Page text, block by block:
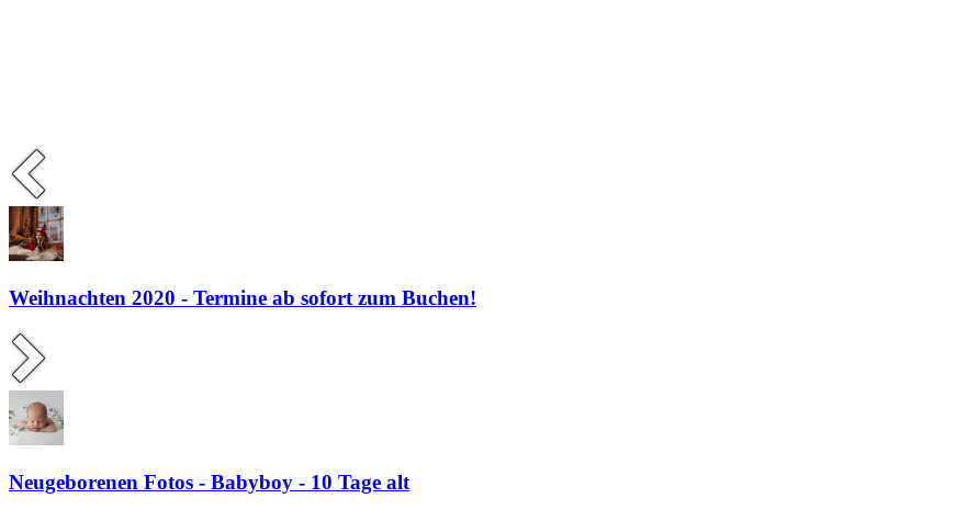
Weihnachten 2020 - Termine ab sofort zum Buchen!
Neugeborenen Fotos - Babyboy - 10 Tage alt